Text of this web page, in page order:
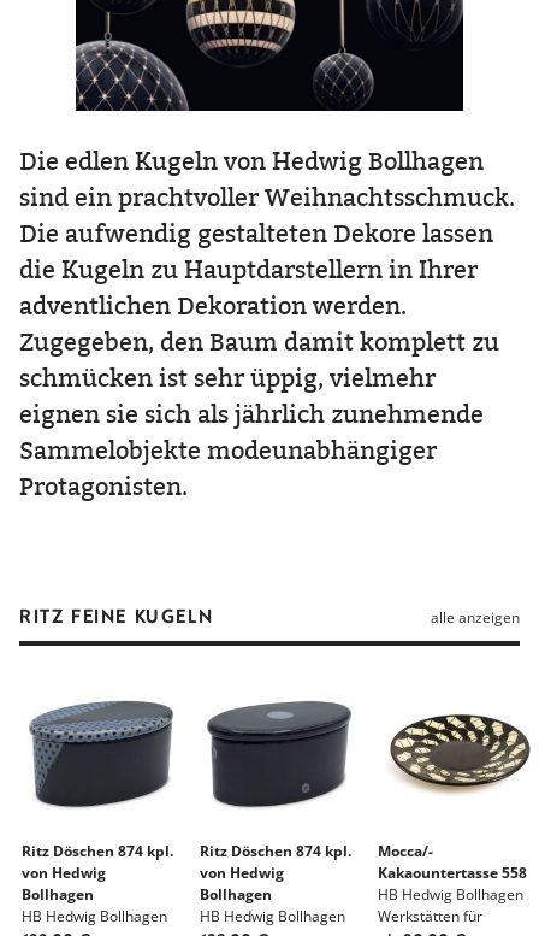
Die edlen Kugeln von Hedwig Bollhagen
sind ein prachtvoller Weihnachtsschmuck.
Die aufwendig gestalteten Dekore lassen
die Kugeln zu Hauptdarstellern in Ihrer
adventlichen Dekoration werden.
Zugegeben, den Baum damit komplett zu
schmücken ist sehr üppig, vielmehr
eignen sie sich als jährlich zunehmende
Sammelobjekte modeunabhängiger
Protagonisten.
RITZ FEINE KUGELN alle anzeigen
Ritz Döschen 874 kpl.
von Hedwig
Bollhagen
HB Hedwig Bollhagen
Ritz Döschen 874 kpl.
von Hedwig
Bollhagen
HB Hedwig Bollhagen
Mocca/-
Kakaountertasse 558
HB Hedwig Bollhagen
Werkstätten für